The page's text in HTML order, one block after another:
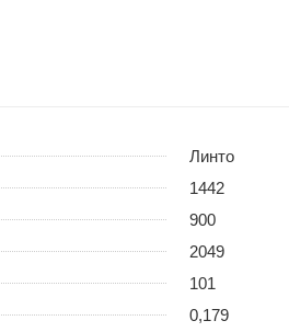
Линто
1442
900
2049
101
0,179